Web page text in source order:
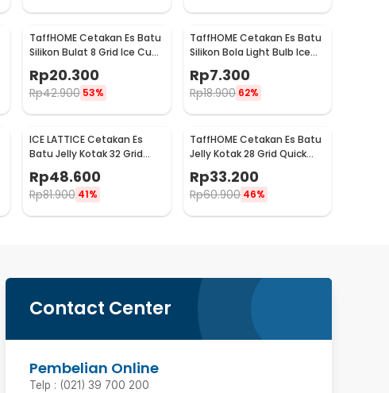
TaffHOME Cetakan Es Batu
Silikon Bulat 8 Grid Ice Cube
Mold - DB89
Rp20.300
Rp42.900 53%
TaffHOME Cetakan Es Batu
Silikon Bola Light Bulb Ice
Ball Mold - GJ2980
Rp7.300
Rp18.900 62%
ICE LATTICE Cetakan Es
Batu Jelly Kotak 32 Grid
Tray 2 PCS with Box - EV-64
Rp48.600
Rp81.900 41%
TaffHOME Cetakan Es Batu
Jelly Kotak 28 Grid Quick
Press with Shovel - F28
Rp33.200
Rp60.900 46%
Contact Center
Pembelian Online
Telp : (021) 39 700 200